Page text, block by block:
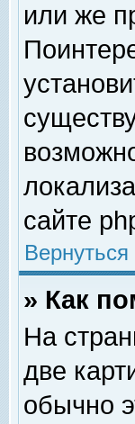
или же
сайте
» Как
На
две
обычно